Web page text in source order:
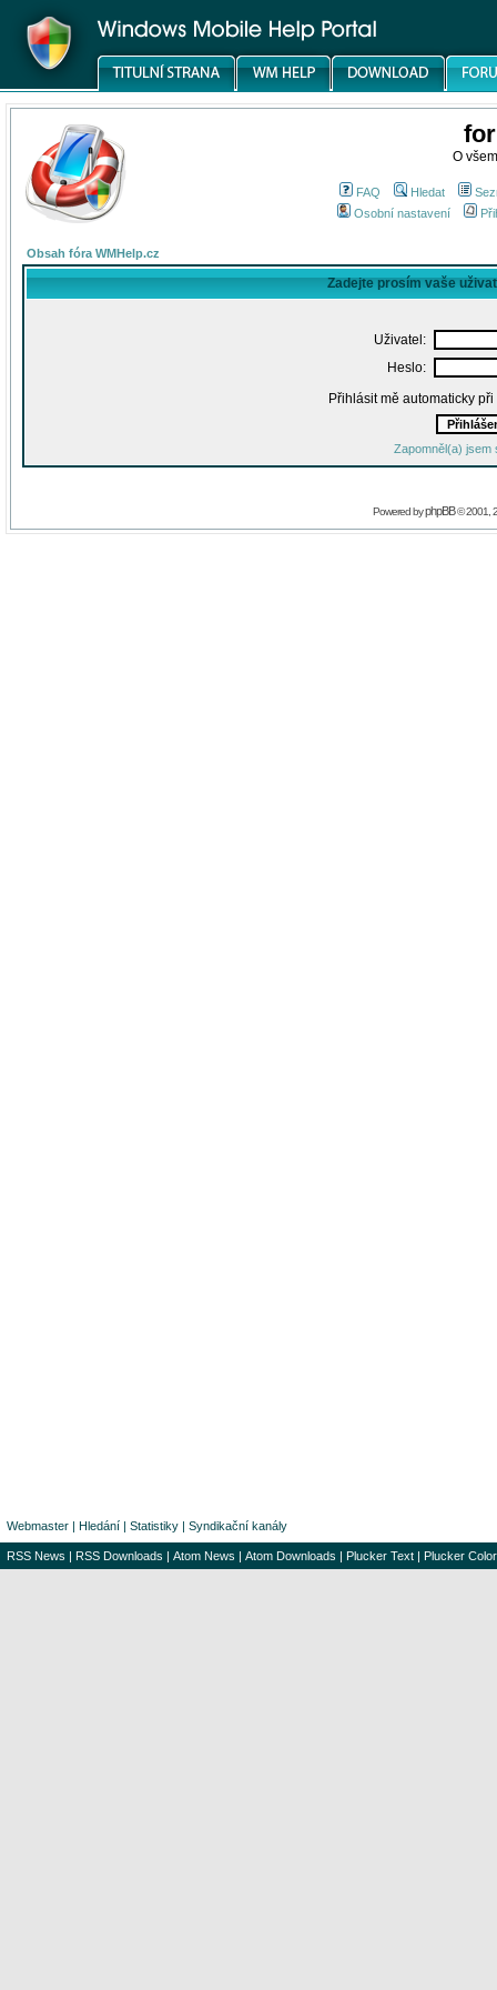
O
FAQ Hledat
Osobní nastavení
Obsah fóra WMHelp.cz
Zadejte prosím vaše
Uživatel:
Heslo:
Přihlásit mě automaticky
Zapomněl(a) jsem
Powered byphpBB© 2001,
Webmaster | Hledání | Statistiky | Syndikační kanály
RSS News | RSS Downloads | Atom News | Atom Downloads | Plucker Text | Plucker Color